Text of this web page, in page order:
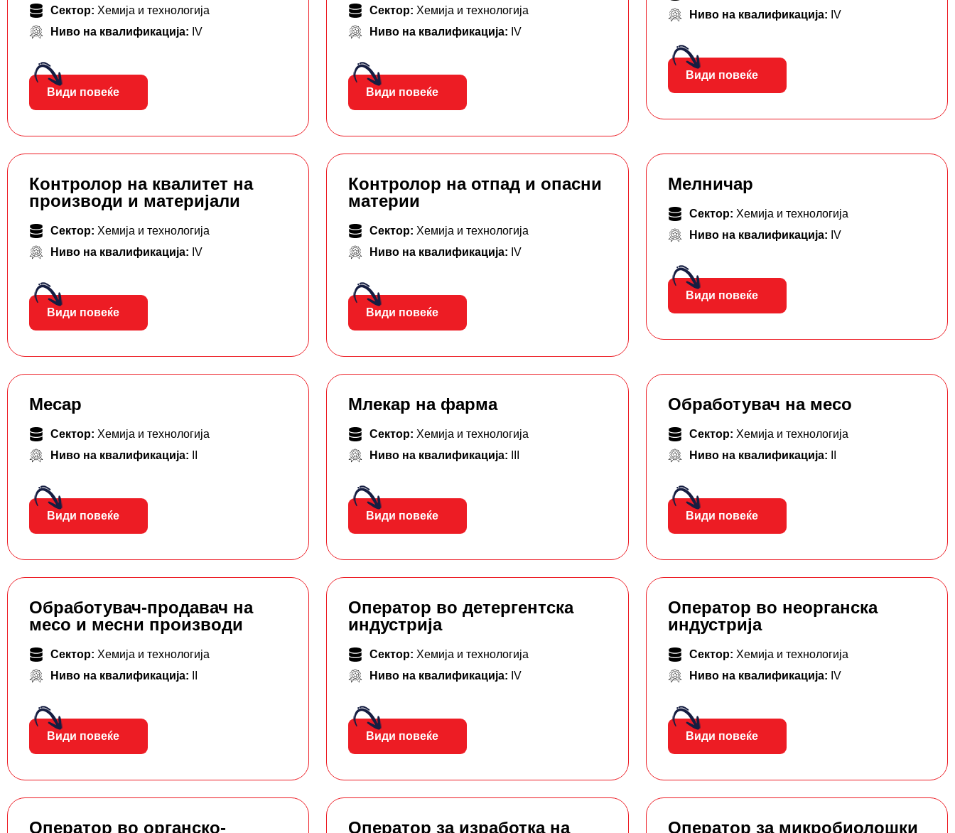
Сектор: Хемија и технологија
Ниво на квалификација: IV
Види повеќе
Сектор: Хемија и технологија
Ниво на квалификација: IV
Види повеќе
Ниво на квалификација: IV
Види повеќе
Контролор на квалитет на
производи и материјали
Сектор: Хемија и технологија
Ниво на квалификација: IV
Види повеќе
Контролор на отпад и опасни
материи
Сектор: Хемија и технологија
Ниво на квалификација: IV
Види повеќе
Мелничар
Сектор: Хемија и технологија
Ниво на квалификација: IV
Види повеќе
Месар
Сектор: Хемија и технологија
Ниво на квалификација:
Види повеќе
Млекар на фарма
Сектор: Хемија и технологија
Ниво на квалификација:
Види повеќе
Обработувач на месо
Сектор: Хемија и технологија
Ниво на квалификација:
Види повеќе
Обработувач-продавач на
месо и месни производи
Сектор: Хемија и технологија
Ниво на квалификација:
Види повеќе
Оператор во детергентска
индустрија
Сектор: Хемија и технологија
Ниво на квалификација: IV
Види повеќе
Оператор во неорганска
индустрија
Сектор: Хемија и технологија
Ниво на квалификација: IV
Види повеќе
Оператор во органско-
Оператор за изработка на
Оператор за микробиолошки